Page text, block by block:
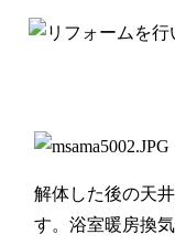
解体した後の天
す。浴室暖房換